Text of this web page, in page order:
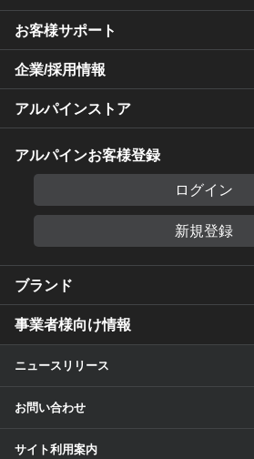
お客様サポート
企業/採用情報
アルパインストア
アルパインお客様登録
ログイン
新規登録
ブランド
事業者様向け情報
ニュースリリース
お問い合わせ
サイト利用案内